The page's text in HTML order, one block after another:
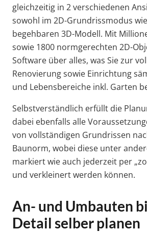
gleichzeitig in 2 verschiedenen
sowohl im 2D-Grundrissmodus
begehbaren 3D-Modell. Mit
sowie 1800 normgerechten 2D-
Software über alles, was Sie zur
Renovierung sowie Einrichtung
und Lebensbereiche inkl. Garten
Selbstverständlich erfüllt die
dabei ebenfalls alle
von vollständigen Grundrissen
Baunorm, wobei diese unter
markiert wie auch jederzeit per
und verkleinert werden können.
An- und Umbauten
Detail selber planen